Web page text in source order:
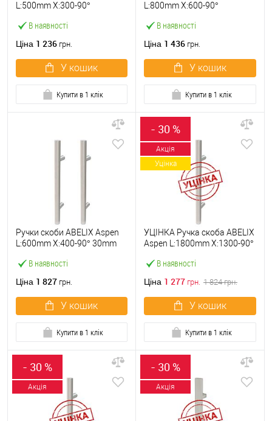
В наявності
L:500mm X:300-90°
(половинка)
Ціна 1 236 грн.
У кошик
Купити в 1 клік
В наявності
L:800mm X:600-90°
(половинка)
Ціна 1 436 грн.
У кошик
Купити в 1 клік
В наявності
Ручки скоби ABELIX Aspen
L:600mm X:400-90° 30mm
Ціна 1 827 грн.
У кошик
Купити в 1 клік
- 30 %
Акція
Уцінка
В наявності
УЦІНКА Ручка скоба ABELIX
Aspen L:1800mm X:1300-90°
(половинка)
Ціна 1 277 грн. 1 824грн.
У кошик
Купити в 1 клік
- 30 %
Акція
- 30 %
Акція